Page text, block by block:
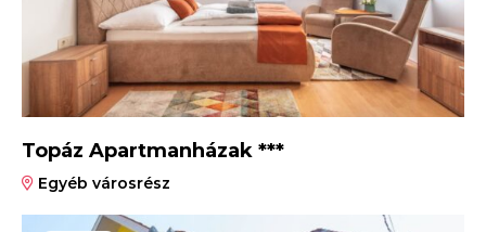
Topáz Apartmanházak ***
Egyéb városrész